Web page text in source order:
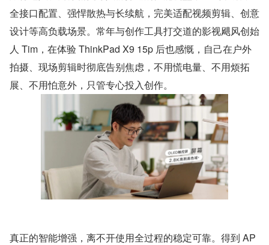
全接口配置、强悍散热与长续航，完美适配视频剪辑、创意
设计等高负载场景。常年与创作工具打交道的影视飓风创始
人 Tim，在体验 ThinkPad X9 15p 后也感慨，自己在户外
拍摄、现场剪辑时彻底告别焦虑，不用慌电量、不用烦拓
展、不用怕意外，只管专心投入创作。
真正的智能增强，离不开使用全过程的稳定可靠。得到 AP